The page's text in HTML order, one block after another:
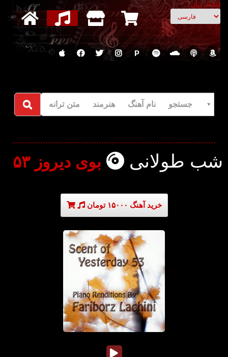
انتخاب زبان
P
جستجو نام آهنگ هنرمند متن ترانه
شب طولانی بوی دیروز ۵۳
خرید آهنگ ۱۵۰۰۰ تومان